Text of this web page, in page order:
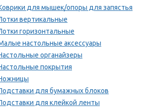
для мышек/опоры для запястья
вертикальные
горизонтальные
настольные аксессуары
органайзеры
покрытия
для бумажных блоков
для клейкой ленты